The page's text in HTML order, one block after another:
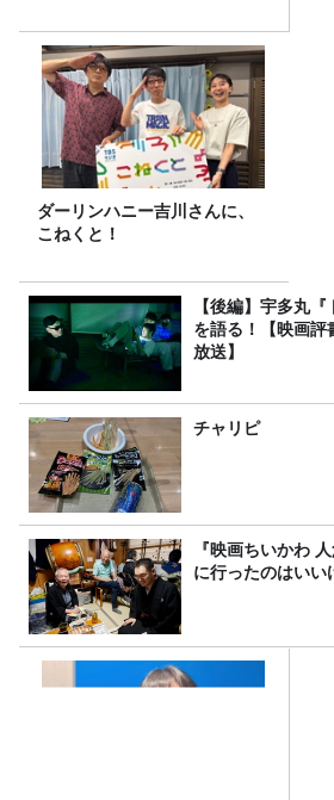
ダーリンハニー吉川さんに、
こねくと！
【後編】宇多丸
を語る！【映画
放送】
チャリピ
『映画ちいかわ
に行ったのはい